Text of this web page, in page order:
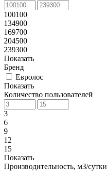
100100
134900
169700
204500
239300
Показать
Бренд
Евролос
Показать
Количество пользователей
3
6
9
12
15
Показать
Производительность, м3/сутки